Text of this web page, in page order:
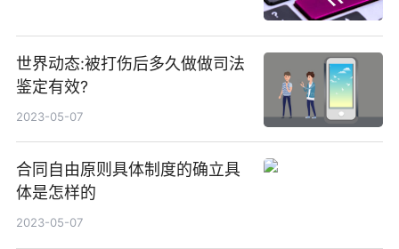
世界动态:被打伤后多久做做司法
鉴定有效?
2023-05-07
合同自由原则具体制度的确立具
体是怎样的
2023-05-07